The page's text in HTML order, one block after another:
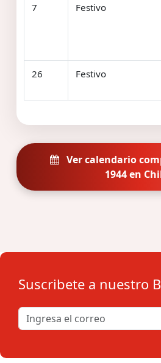
7 Festivo
26 Festivo
Ver calendario
1944 en
Suscribete a nuestro